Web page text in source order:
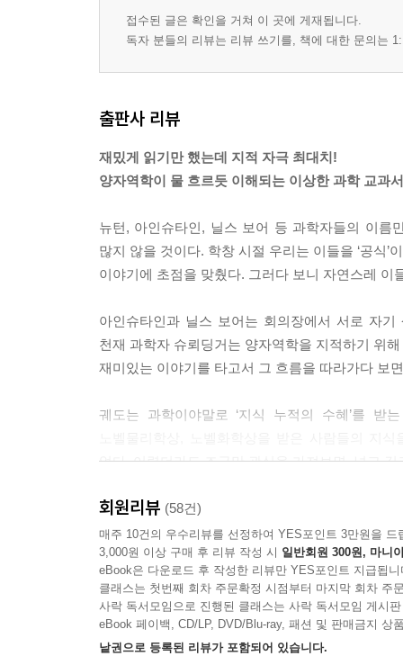
4강. 천재의 동의어들
5강. 화학의 아버지들
앙투안 라부아지에 X 조지프 프리스틀리
6강. 생명 설계의 비밀
7강. 전기의 마법사들
토머스 에디슨 X 니콜라 테슬라
8강. 미래에서 온 과학자들
앨런 튜링 X 존 폰 노이만
스티븐 호킹
10강. 세계에 남은 한국의 이름
접수된 글은 확인을 거쳐 이 곳에 게재됩니다.
독자 분들의 리뷰는 리뷰 쓰기를, 책에 대한 문의는
출판사 리뷰
재밌게 읽기만 했는데 지적 자극 최대치!
양자역학이 물 흐르듯 이해되는 이상한 과학 교과서
뉴턴, 아인슈타인, 닐스 보어 등 과학자들의 이름
많지 않을 것이다. 학창 시절 우리는 이들을 ‘공식’
이야기에 초점을 맞췄다. 그러다 보니 자연스레 이
아인슈타인과 닐스 보어는 회의장에서 서로 자
천재 과학자 슈뢰딩거는 양자역학을 지적하기 위
재미있는 이야기를 타고서 그 흐름을 따라가다 보
궤도는 과학이야말로 ‘지식 누적의 수혜’를
없다. 어렵더라도 조금만 관심을 가져보면, 넓고
모두가 알았으면 좋겠다
과학이 얼마나 재미있는지
이제 와서 왜 과학을 알아야 하나고 묻는다면, 대
운동해야 한다는데 왜 그런 걸까? 여드름이나
항상 올라와 있을까? 이 모든 질문에 답하는 것이
회원리뷰 (58건)
매주 10건의 우수리뷰를 선정하여 YES포인트 3만원을 드
3,000원 이상 구매 후 리뷰 작성 시 일반회원 300원, 마니
eBook은 다운로드 후 작성한 리뷰만 YES포인트 지급됩니
클래스는 첫번째 회차 주문확정 시점부터 마지막 회차 주
사락 독서모임으로 진행된 클래스는 사락 독서모임 게시
eBook 페이백, CD/LP, DVD/Blu-ray, 패션 및 판매금지 상
낱권으로 등록된 리뷰가 포함되어 있습니다.